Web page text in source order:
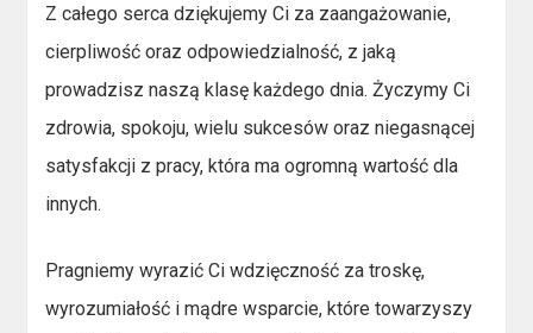
Z całego serca dziękujemy Ci za zaangażowanie,
cierpliwość oraz odpowiedzialność, z jaką
prowadzisz naszą klasę każdego dnia. Życzymy Ci
zdrowia, spokoju, wielu sukcesów oraz niegasnącej
satysfakcji z pracy, która ma ogromną wartość dla
innych.
Pragniemy wyrazić Ci wdzięczność za troskę,
wyrozumiałość i mądre wsparcie, które towarzyszy